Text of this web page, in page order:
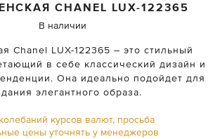
CHANEL LUX-122365
В наличии
Chanel LUX-122365 – это стильный
в себе классический дизайн и
Она идеально подойдет для
элегантного образа.
курсов валют, просьба
цены уточнять у менеджеров